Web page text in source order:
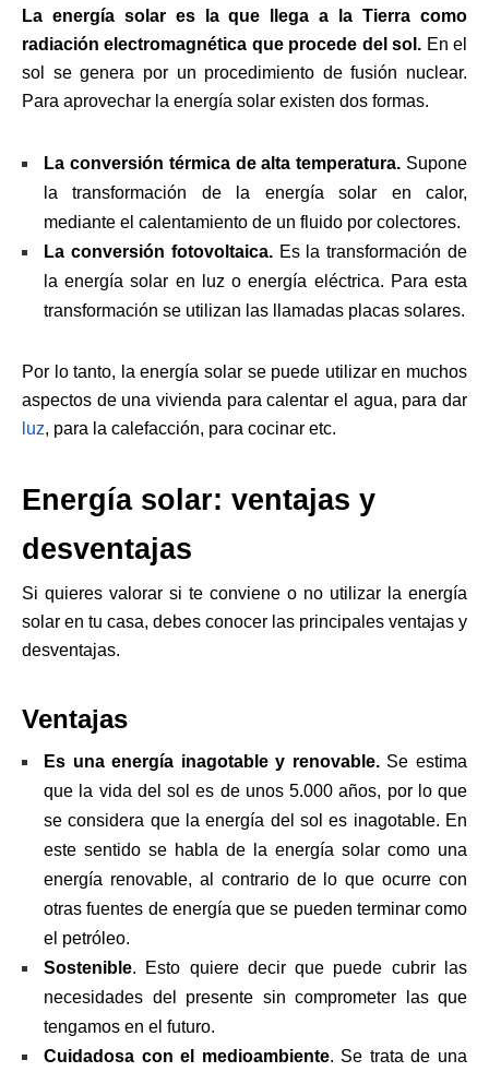
La energía solar es la que llega a la Tierra como
radiación electromagnética que procede del sol. En el
sol se genera por un procedimiento de fusión nuclear.
Para aprovechar la energía solar existen dos formas.
La conversión térmica de alta temperatura. Supone
la transformación de la energía solar en calor,
mediante el calentamiento de un fluido por colectores.
La conversión fotovoltaica.Es la transformación de
la energía solar en luz o energía eléctrica. Para esta
transformación se utilizan las llamadas placas solares.
Por lo tanto, la energía solar se puede utilizar en muchos
aspectos de una vivienda para calentar el agua, para dar
luz, para la calefacción, para cocinar etc.
Energía solar: ventajas y
desventajas
Si quieres valorar si te conviene o no utilizar la energía
solar en tu casa, debes conocer las principales ventajas y
desventajas.
Ventajas
Es una energía inagotable y renovable.Se estima
que la vida del sol es de unos 5.000 años, por lo que
se considera que la energía del sol es inagotable. En
este sentido se habla de la energía solar como una
energía renovable, al contrario de lo que ocurre con
otras fuentes de energía que se pueden terminar como
el petróleo.
Sostenible. Esto quiere decir que puede cubrir las
necesidades del presente sin comprometer las que
tengamos en el futuro.
Cuidadosa con el medioambiente. Se trata de una